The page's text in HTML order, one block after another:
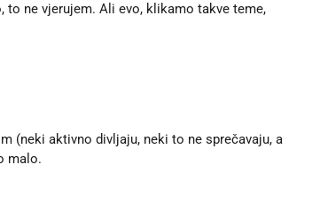
ne vjerujem. Ali evo, klikamo takve teme,
(neki aktivno divljaju, neki to ne sprečavaju, a
malo.